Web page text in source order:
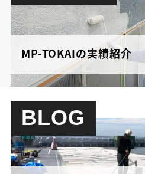
MP-TOKAIの実績紹介
BLOG